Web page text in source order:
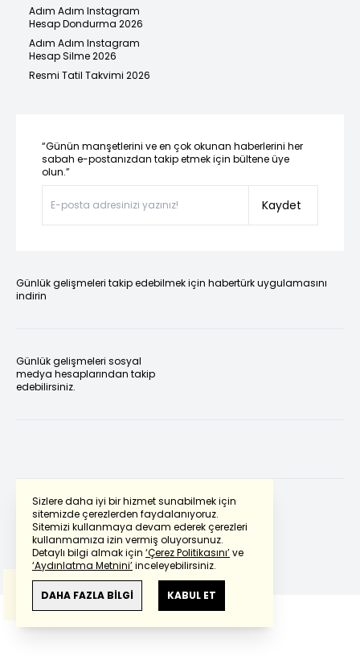
Sizlere daha iyi bir hizmet sunabilmek için
sitemizde çerezlerden faydalanıyoruz.
Sitemizi kullanmaya devam ederek çerezleri
kullanmamıza izin vermiş oluyorsunuz.
Detaylı bilgi almak için ‘Çerez Politikasını’ve
‘Aydınlatma Metnini’inceleyebilirsiniz.
DAHA FAZLA BİLGİ KABUL ET
Adım Adım Instagram
Hesap Dondurma 2026
Adım Adım Instagram
Hesap Silme 2026
Resmi Tatil Takvimi 2026
“Günün manşetlerini ve en çok okunan haberlerini her
sabah e-postanızdan takip etmek için bültene üye
olun.”
Kaydet
Günlük gelişmeleri takip edebilmek için habertürk uygulamasını
indirin
Günlük gelişmeleri sosyal
medya hesaplarından takip
edebilirsiniz.
Powered by Translate
Bu çevirideGoogle Transletekullanılmıştır.
Anlam ve çeviri hatalarından
haberturk.com
sorumlu değildir.